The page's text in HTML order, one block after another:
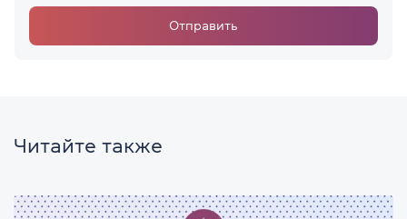
Отправить
Читайте также